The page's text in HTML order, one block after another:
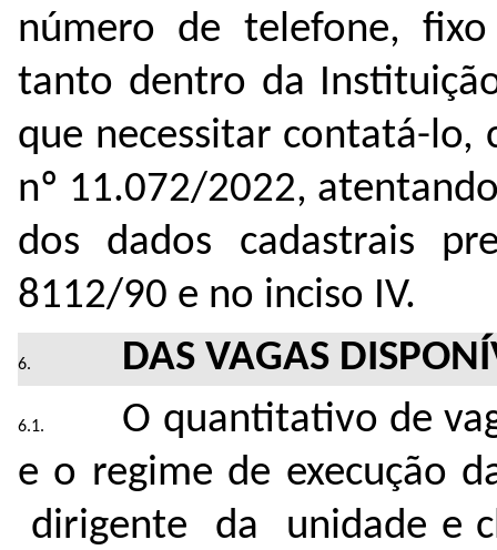
número de telefone,
tanto dentro da
que necessitar contatá-lo,
nº 11.072/2022,
dos dados cadastrais
8112/90 e no inciso IV.
DAS VAGAS
O quantitativo de
e o regime de execução
dirigente da unidade e